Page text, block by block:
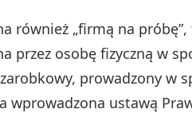
również „firmą na
przez osobę fizyczną w
prowadzony w
wprowadzona ustawą